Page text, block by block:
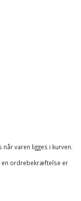
varen ligges i kurven.
en ordrebekræftelse er